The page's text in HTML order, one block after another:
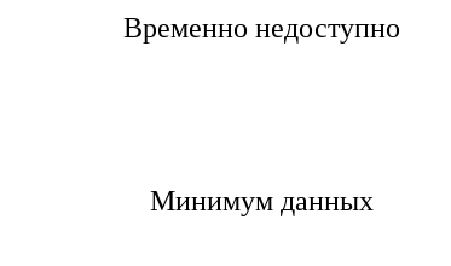
Временно недоступно
Минимум данных